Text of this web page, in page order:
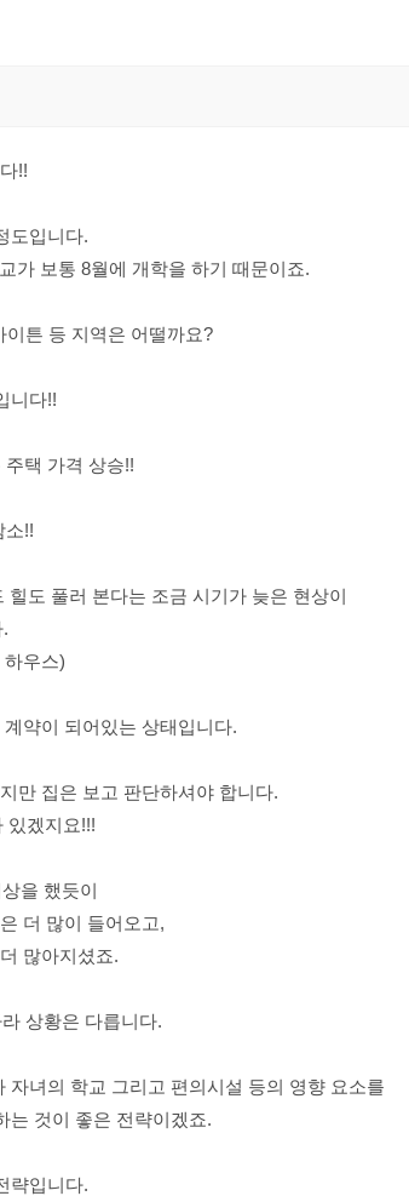
!!
도입니다.
가 보통 8월에 개학을 하기 때문이죠.
튼 등 지역은 어떨까요?
니다!!
택 가격 상승!!
소!!
도 풀러 본다는 조금 시기가 늦은 현상이
우스)
약이 되어있는 상태입니다.
만 집은 보고 판단하셔야 합니다.
있겠지요!!!
을 했듯이
더 많이 들어오고,
많아지셨죠.
상황은 다릅니다.
녀의 학교 그리고 편의시설 등의 영향 요소를
는 것이 좋은 전략이겠죠.
략입니다.